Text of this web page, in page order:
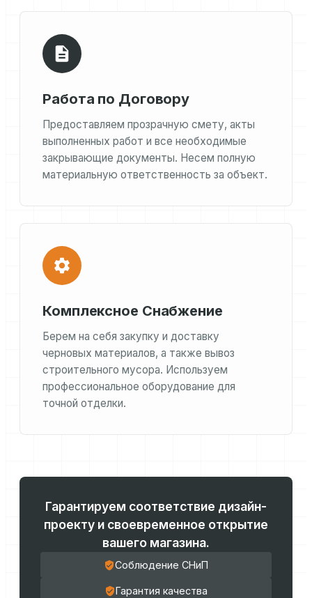
Работа по Договору
Предоставляем прозрачную смету, акты
выполненных работ и все необходимые
закрывающие документы. Несем полную
материальную ответственность за объект.
Комплексное Снабжение
Берем на себя закупку и доставку
черновых материалов, а также вывоз
строительного мусора. Используем
профессиональное оборудование для
точной отделки.
Гарантируем соответствие дизайн-
проекту и своевременное открытие
вашего магазина.
Соблюдение СНиП
Гарантия качества